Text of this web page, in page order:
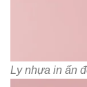
Ly nhựa in ấn